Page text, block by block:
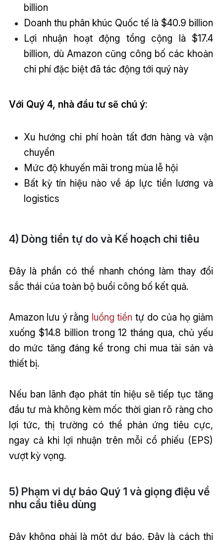
billion
Doanh thu phân khúc Quốc tế là $40.9 billion
Lợi nhuận hoạt động tổng cộng là $17.4
billion, dù Amazon cũng công bố các khoản
chi phí đặc biệt đã tác động tới quý này
Với Quý 4, nhà đầu tư sẽ chú ý:
Xu hướng chi phí hoàn tất đơn hàng và vận
chuyển
Mức độ khuyến mãi trong mùa lễ hội
Bất kỳ tín hiệu nào về áp lực tiền lương và
logistics
4) Dòng tiền tự do và Kế hoạch chi tiêu
Đây là phần có thể nhanh chóng làm thay đổi
sắc thái của toàn bộ buổi công bố kết quả.
Amazon lưu ý rằng luồng tiền tự do của họ giảm
xuống $14.8 billion trong 12 tháng qua, chủ yếu
do mức tăng đáng kể trong chi mua tài sản và
thiết bị.
Nếu ban lãnh đạo phát tín hiệu sẽ tiếp tục tăng
đầu tư mà không kèm mốc thời gian rõ ràng cho
lợi tức, thị trường có thể phản ứng tiêu cực,
ngay cả khi lợi nhuận trên mỗi cổ phiếu (EPS)
vượt kỳ vọng.
5) Phạm vi dự báo Quý 1 và giọng điệu về
nhu cầu tiêu dùng
Đây không phải là một dự báo. Đây là cách thị